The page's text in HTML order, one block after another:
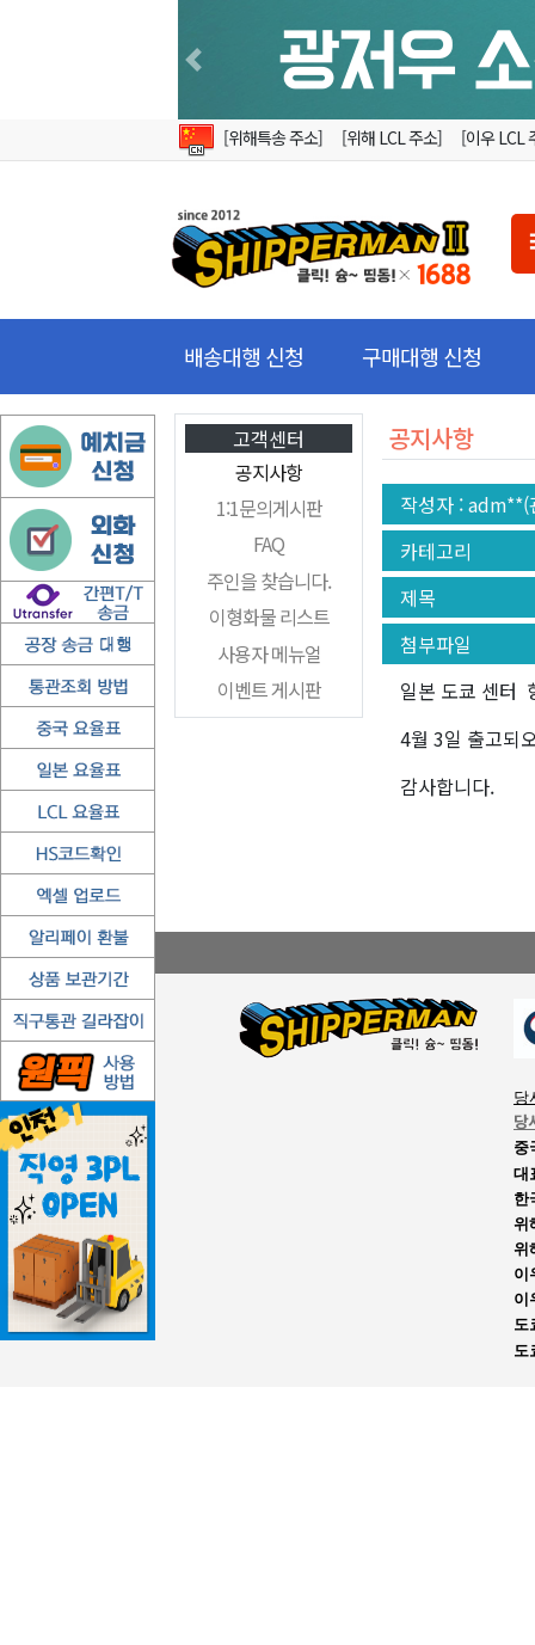
Previous
[위해특송 주소] [위해 LCL 주소] [이우 LCL
배송대행 신청 구매대행 신청
고객센터
공지사항
1:1문의게시판
FAQ
주인을 찾습니다.
이형화물 리스트
사용자 메뉴얼
이벤트 게시판
공지사항
작성자 : adm**(
카테고리
제목
첨부파일
일본 도쿄 센터
4월 3일 출고되
감사합니다.
당
당
중
대
한
위
위
이
이
도
도